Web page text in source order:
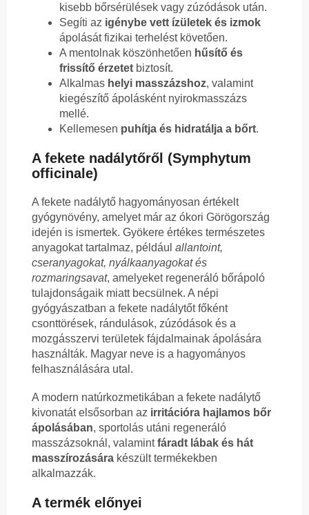
kisebb bőrsérülések vagy zúzódások után.
Segíti az igénybe vett ízületek és izmok
ápolását fizikai terhelést követően.
A mentolnak köszönhetően hűsítő és
frissítő érzetet biztosít.
Alkalmas helyi masszázshoz, valamint
kiegészítő ápolásként nyirokmasszázs
mellé.
Kellemesen puhítja és hidratálja a bőrt.
A fekete nadálytőről (Symphytum
officinale)
A fekete nadálytő hagyományosan értékelt
gyógynövény, amelyet már az ókori Görögország
idején is ismertek. Gyökere értékes természetes
anyagokat tartalmaz, például allantoint,
cseranyagokat, nyálkaanyagokat és
rozmaringsavat, amelyeket regeneráló bőrápoló
tulajdonságaik miatt becsülnek. A népi
gyógyászatban a fekete nadálytőt főként
csonttörések, rándulások, zúzódások és a
mozgásszervi területek fájdalmainak ápolására
használták. Magyar neve is a hagyományos
felhasználására utal.
A modern natúrkozmetikában a fekete nadálytő
kivonatát elsősorban az irritációra hajlamos bőr
ápolásában, sportolás utáni regeneráló
masszázsoknál, valamintfáradt lábak és hát
masszírozására készült termékekben
alkalmazzák.
A termék előnyei